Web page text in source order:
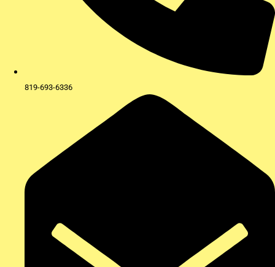
819-693-6336